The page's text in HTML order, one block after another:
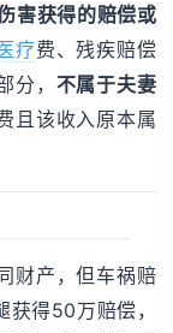
害获得的赔偿或
疗费、残疾赔偿
分， 不属于夫妻
且该收入原本属
财产，但车祸赔
得50万赔偿，